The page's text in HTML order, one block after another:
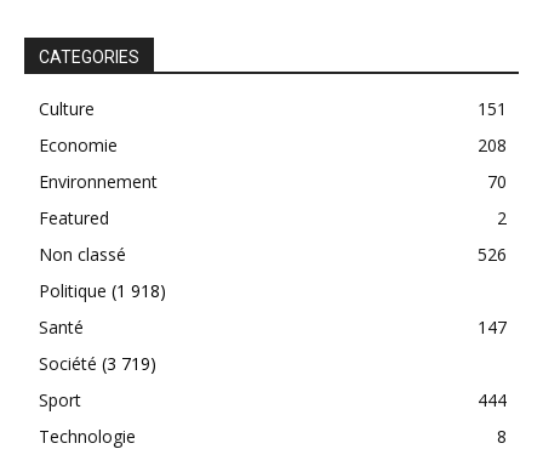
CATEGORIES
Culture
151
Economie
208
Environnement
70
Featured
2
Non classé
526
Politique (1 918)
Santé
147
Société (3 719)
Sport
444
Technologie
8